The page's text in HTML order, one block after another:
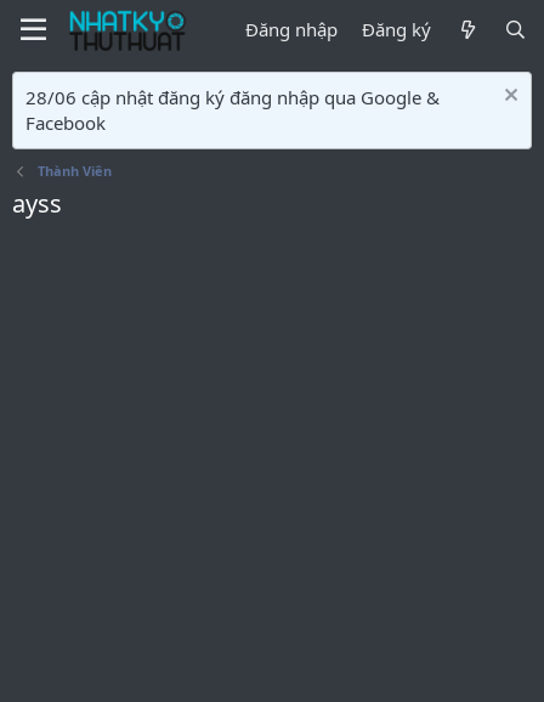
Đăng nhập Đăng ký
28/06 cập nhật đăng ký đăng nhập qua Google &
Facebook
Thành Viên
ayss